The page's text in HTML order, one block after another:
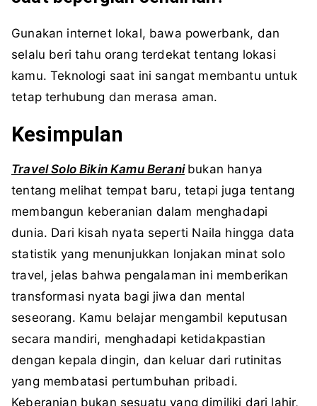
Gunakan internet lokal, bawa powerbank, dan
selalu beri tahu orang terdekat tentang lokasi
kamu. Teknologi saat ini sangat membantu untuk
tetap terhubung dan merasa aman.
Kesimpulan
Travel Solo Bikin Kamu Berani bukan hanya
tentang melihat tempat baru, tetapi juga tentang
membangun keberanian dalam menghadapi
dunia. Dari kisah nyata seperti Naila hingga data
statistik yang menunjukkan lonjakan minat solo
travel, jelas bahwa pengalaman ini memberikan
transformasi nyata bagi jiwa dan mental
seseorang. Kamu belajar mengambil keputusan
secara mandiri, menghadapi ketidakpastian
dengan kepala dingin, dan keluar dari rutinitas
yang membatasi pertumbuhan pribadi.
Keberanian bukan sesuatu yang dimiliki dari lahir,